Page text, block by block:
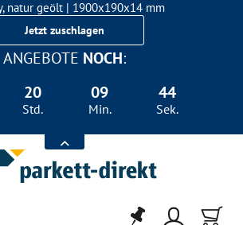
Eiche für nur 29,90 €/m²
natur geölt | 1900x190x14 mm
Eiche für nur 29,90 €/m²
Jetzt zuschlagen
ANGEBOTE NOCH:
20
Std.
09
Min.
43
Sek.